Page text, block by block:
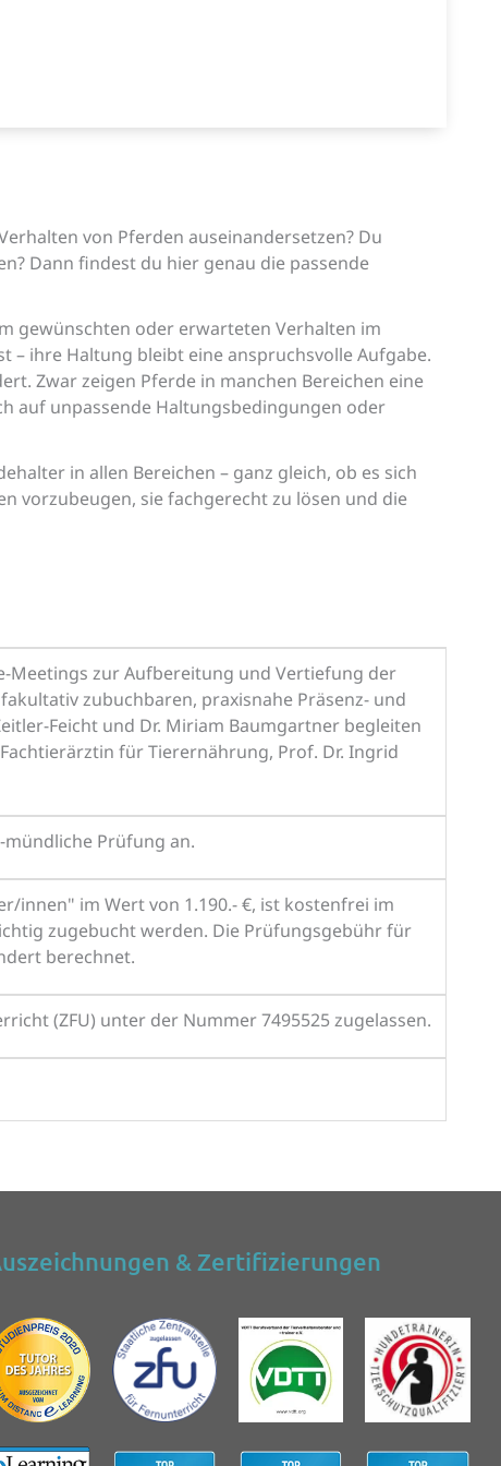
von Pferden auseinandersetzen? Du
Dann findest du hier genau die passende
gewünschten oder erwarteten Verhalten im
– ihre Haltung bleibt eine anspruchsvolle Aufgabe.
Zwar zeigen Pferde in manchen Bereichen eine
auf unpassende Haltungsbedingungen oder
in allen Bereichen – ganz gleich, ob es sich
vorzubeugen, sie fachgerecht zu lösen und die
Meetings zur Aufbereitung und Vertiefung der
zubuchbaren, praxisnahe Präsenz- und
Feicht und Dr. Miriam Baumgartner begleiten
für Tierernährung, Prof. Dr. Ingrid
Prüfung an.
innen" im Wert von 1.190.- €, ist kostenfrei im
zugebucht werden. Die Prüfungsgebühr für
berechnet.
(ZFU) unter der Nummer 7495525 zugelassen.
& Zertifizierungen